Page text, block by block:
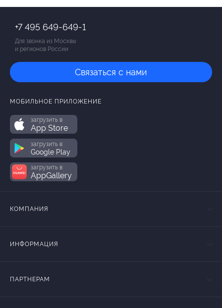
+7 495 649-649-1
Для звонка из Москвы
и регионов России
Связаться с нами
МОБИЛЬНОЕ ПРИЛОЖЕНИЕ
загрузить в
App Store
загрузить в
Google Play
загрузить в
AppGallery
КОМПАНИЯ
ИНФОРМАЦИЯ
ПАРТНЕРАМ